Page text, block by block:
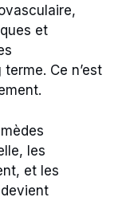
et
Ce n’est
les
et les